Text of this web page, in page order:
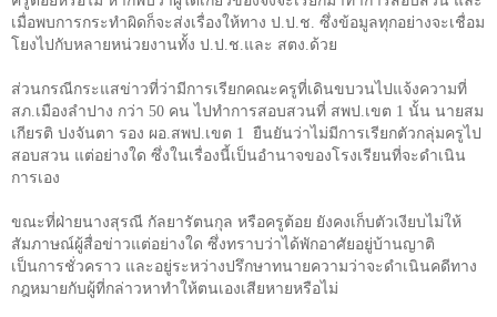
เมื่อพบการกระทำผิดก็จะส่งเรื่องให้ทาง ป.ป.ช. ซึ่งข้อมูลทุกอย่างจะเชื่อม
โยงไปกับหลายหน่วยงานทั้ง ป.ป.ช.และ สตง.ด้วย
ส่วนกรณีกระแสข่าวที่ว่ามีการเรียกคณะครูที่เดินขบวนไปแจ้งความที่
สภ.เมืองลำปาง กว่า 50 คน ไปทำการสอบสวนที่ สพป.เขต 1 นั้น นายสม
เกียรติ ปงจันตา รอง ผอ.สพป.เขต 1
ยืนยันว่าไม่มีการเรียกตัวกลุ่มครูไป
สอบสวน แต่อย่างใด ซึ่งในเรื่องนี้เป็นอำนาจของโรงเรียนที่จะดำเนิน
การเอง
ขณะที่ฝ่ายนางสุรณี กัลยารัตนกุล หรือครูต้อย ยังคงเก็บตัวเงียบไม่ให้
สัมภาษณ์ผู้สื่อข่าวแต่อย่างใด ซึ่งทราบว่าได้พักอาศัยอยู่บ้านญาติ
เป็นการชั่วคราว และอยู่ระหว่างปรึกษาทนายความว่าจะดำเนินคดีทาง
กฎหมายกับผู้ที่กล่าวหาทำให้ตนเองเสียหายหรือไม่